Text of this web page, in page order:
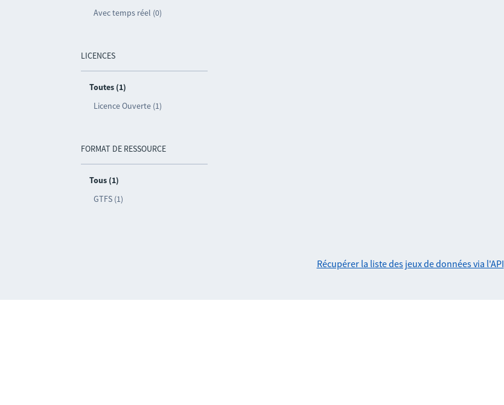
Avec temps réel (0)
LICENCES
Toutes (1)
Licence Ouverte (1)
FORMAT DE RESSOURCE
Tous (1)
GTFS (1)
Récupérer la liste des jeux de données via l'API